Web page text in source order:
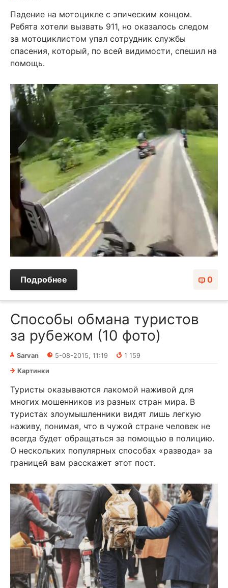
Падение на мотоцикле с эпическим концом.
Ребята хотели вызвать 911, но оказалось следом
за мотоциклистом упал сотрудник службы
спасения, который, по всей видимости, спешил на
помощь.
0
Подробнее
Способы обмана туристов
за рубежом (10 фото)
Sarvan 5-08-2015, 11:19
1 159
Картинки
Туристы оказываются лакомой наживой для
многих мошенников из разных стран мира. В
туристах злоумышленники видят лишь легкую
наживу, понимая, что в чужой стране человек не
всегда будет обращаться за помощью в полицию.
О нескольких популярных способах «развода» за
границей вам расскажет этот пост.